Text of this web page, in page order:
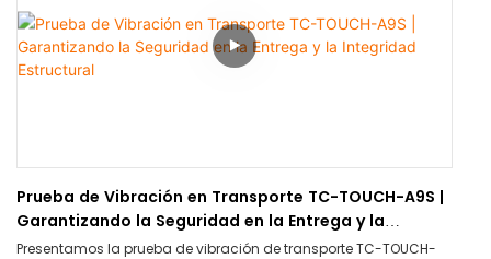
Prueba de Vibración en Transporte TC-TOUCH-A9S |
Garantizando la Seguridad en la Entrega y la
Integridad Estructural
Presentamos la prueba de vibración de transporte TC-TOUCH-